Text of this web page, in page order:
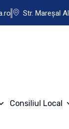
Str. Mareșal
Consiliul Local